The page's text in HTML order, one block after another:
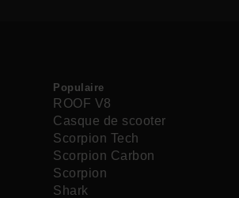
Populaire
ROOF V8
Casque de scooter
Scorpion Tech
Scorpion Carbon
Scorpion
Shark